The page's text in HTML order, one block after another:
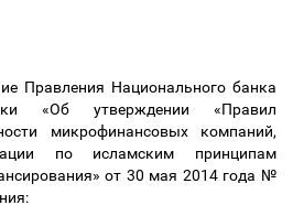
Правления Национального банка
«Об утверждении «Правил
микрофинансовых компаний,
по исламским принципам
от 30 мая 2014 года №